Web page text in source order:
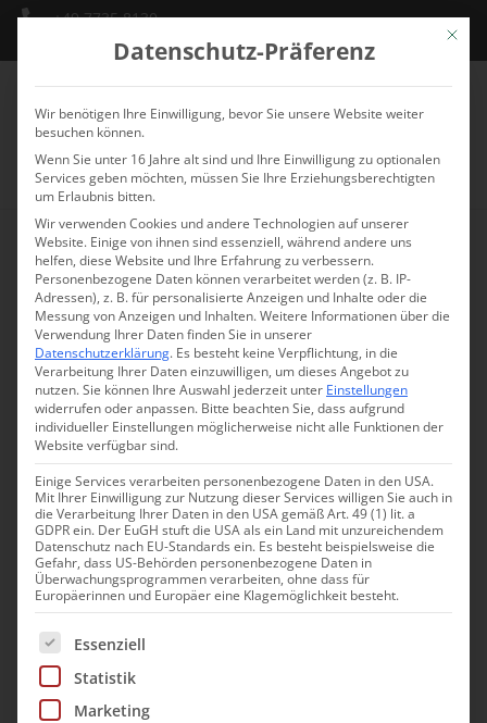
+49 7735 8130
info@schlossmarbach.de
Yoga im Schloss
Mit
Datenschutz-Präferenz
Wir benötigen Ihre Einwilligung, bevor Sie unsere Website weiter
besuchen können.
Wenn Sie unter 16 Jahre alt sind und Ihre Einwilligung zu optionalen
Services geben möchten, müssen Sie Ihre Erziehungsberechtigten
um Erlaubnis bitten.
Wir verwenden Cookies und andere Technologien auf unserer
Website. Einige von ihnen sind essenziell, während andere uns
helfen, diese Website und Ihre Erfahrung zu verbessern.
Personenbezogene Daten können verarbeitet werden (z. B. IP-
Adressen), z. B. für personalisierte Anzeigen und Inhalte oder die
Messung von Anzeigen und Inhalten.Weitere Informationen über die
Verwendung Ihrer Daten finden Sie in unserer
Datenschutzerklärung. Es besteht keine Verpflichtung, in die
Verarbeitung Ihrer Daten einzuwilligen, um dieses Angebot zu
nutzen.Sie können Ihre Auswahl jederzeit unter Einstellungen
widerrufen oder anpassen. Bitte beachten Sie, dass aufgrund
individueller Einstellungen möglicherweise nicht alle Funktionen der
Website verfügbar sind.
Einige Services verarbeiten personenbezogene Daten in den USA.
Mit Ihrer Einwilligung zur Nutzung dieser Services willigen Sie auch in
die Verarbeitung Ihrer Daten in den USA gemäß Art. 49 (1) lit. a
GDPR ein. Der EuGH stuft die USA als ein Land mit unzureichendem
Datenschutz nach EU-Standards ein. Es besteht beispielsweise die
Gefahr, dass US-Behörden personenbezogene Daten in
Überwachungsprogrammen verarbeiten, ohne dass für
Europäerinnen und Europäer eine Klagemöglichkeit besteht.
Es folgt eine Liste der Service-Gruppen, für die eine
Essenziell
Statistik
Marketing